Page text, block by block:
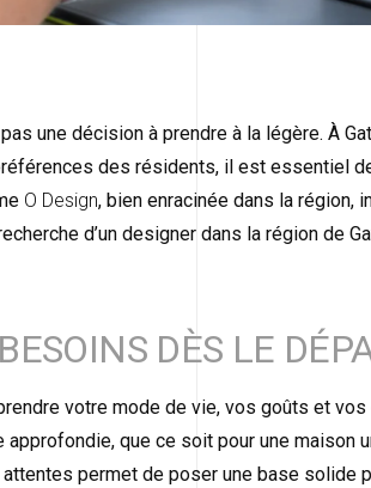
une décision à prendre à la légère. À
des résidents, il est essentiel de
O Design, bien enracinée dans la région,
d’un designer dans la région de
DÈS LE
votre mode de vie, vos goûts et
que ce soit pour une maison
permet de poser une base solide